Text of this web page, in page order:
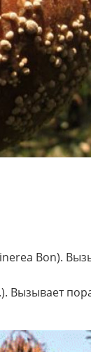
Bon).
Вызывает